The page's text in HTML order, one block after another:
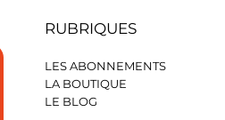
RUBRIQUES
LES ABONNEMENTS
LA BOUTIQUE
LE BLOG